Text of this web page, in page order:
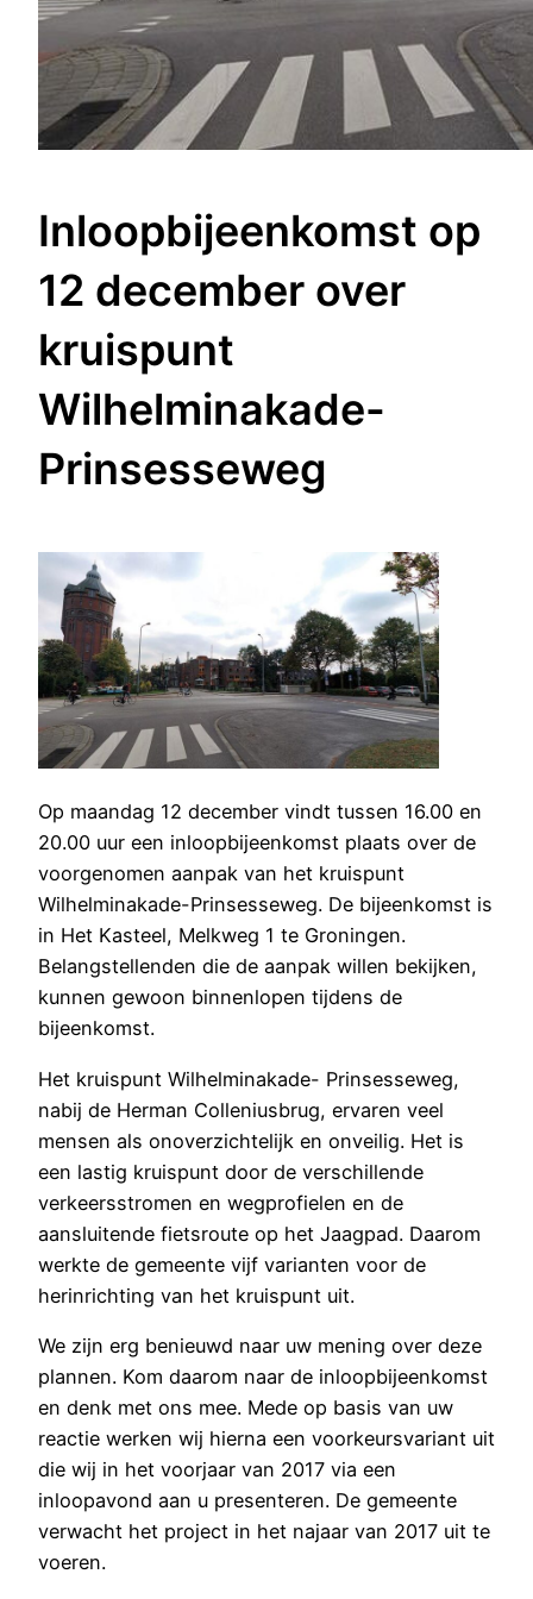
Inloopbijeenkomst op
12 december over
kruispunt
Wilhelminakade-
Prinsesseweg
Op maandag 12 december vindt tussen 16.00 en
20.00 uur een inloopbijeenkomst plaats over de
voorgenomen aanpak van het kruispunt
Wilhelminakade-Prinsesseweg. De bijeenkomst is
in Het Kasteel, Melkweg 1 te Groningen.
Belangstellenden die de aanpak willen bekijken,
kunnen gewoon binnenlopen tijdens de
bijeenkomst.
Het kruispunt Wilhelminakade- Prinsesseweg,
nabij de Herman Colleniusbrug, ervaren veel
mensen als onoverzichtelijk en onveilig. Het is
een lastig kruispunt door de verschillende
verkeersstromen en wegprofielen en de
aansluitende fietsroute op het Jaagpad. Daarom
werkte de gemeente vijf varianten voor de
herinrichting van het kruispunt uit.
We zijn erg benieuwd naar uw mening over deze
plannen. Kom daarom naar de inloopbijeenkomst
en denk met ons mee. Mede op basis van uw
reactie werken wij hierna een voorkeursvariant uit
die wij in het voorjaar van 2017 via een
inloopavond aan u presenteren. De gemeente
verwacht het project in het najaar van 2017 uit te
voeren.